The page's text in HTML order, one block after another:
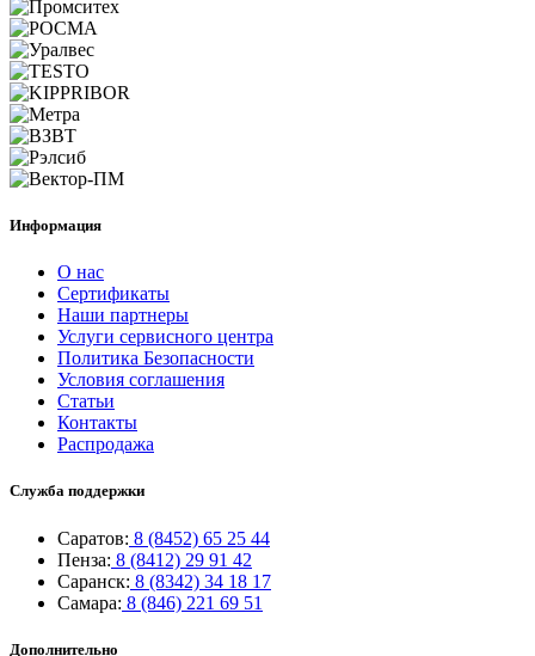
Информация
О нас
Сертификаты
Наши партнеры
Услуги сервисного центра
Политика Безопасности
Условия соглашения
Статьи
Контакты
Распродажа
Служба поддержки
Саратов: 8 (8452) 65 25 44
Пенза: 8 (8412) 29 91 42
Саранск: 8 (8342) 34 18 17
Самара: 8 (846) 221 69 51
Дополнительно